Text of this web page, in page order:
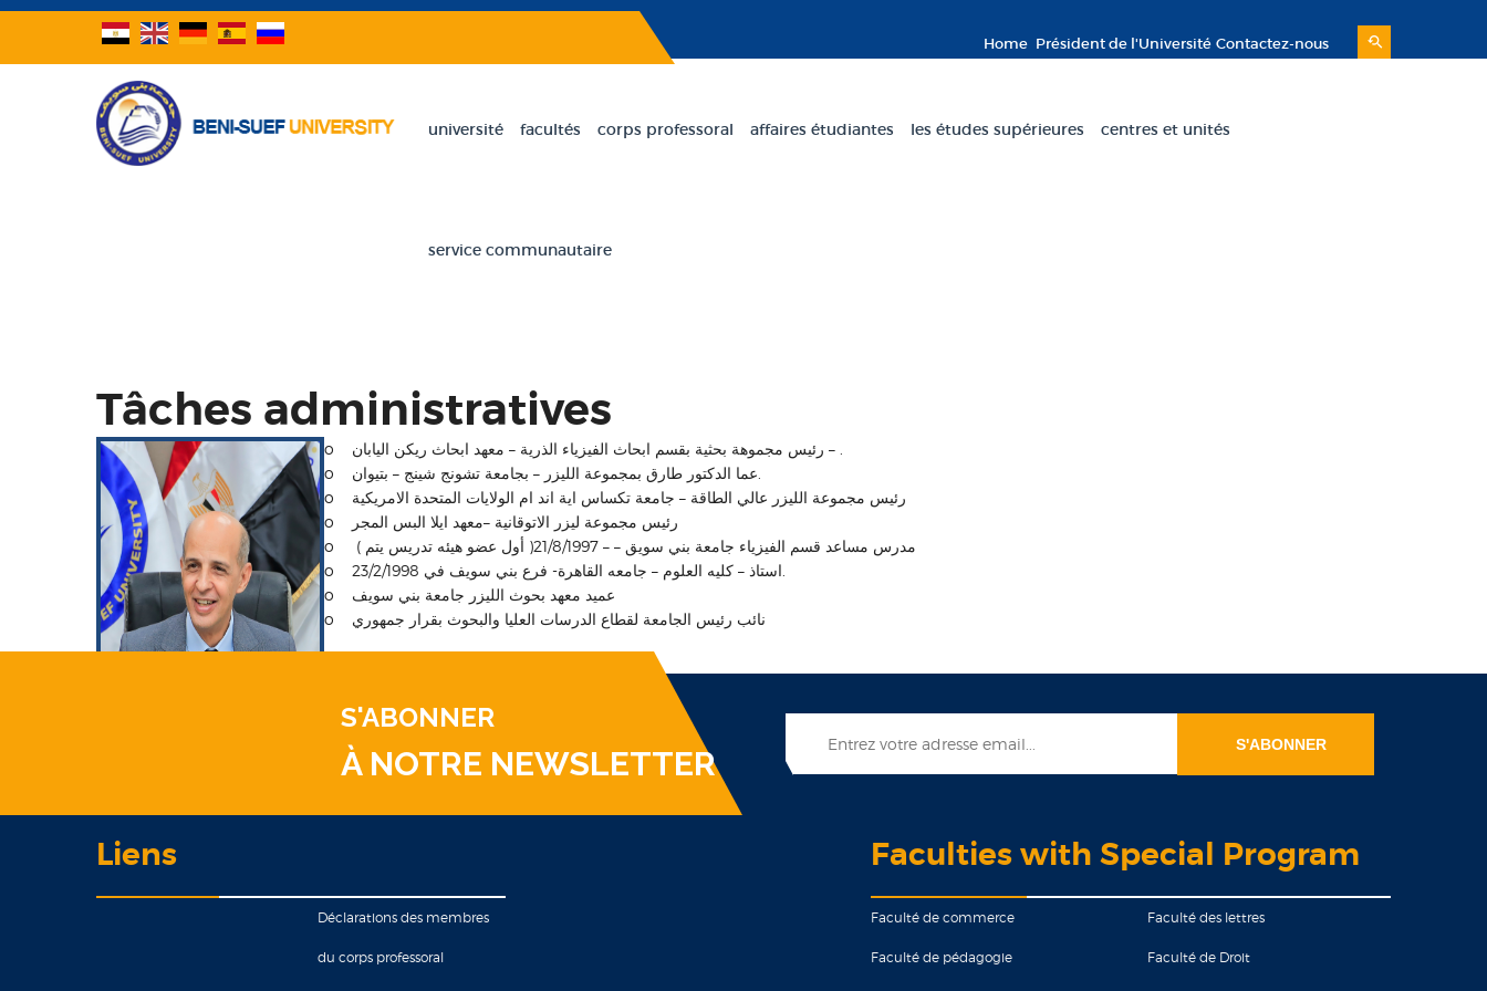
Home Président de l'Université Contactez-nous
université facultés corps professoral affaires étudiantes les études supérieures centres et unités
service communautaire
Tâches administratives
o رئيس مجموهة بحثية بقسم ابحاث الفيزياء الذرية – معهد ابحاث ريكن اليابان – .
o رئيس مجموعة الليزر عالي الطاقة – جامعة تكساس اية اند ام الولايات المتحدة الامريكية
o رئيس مجموعة ليزر الاتوقانية –معهد ايلا البس المجر
o مدرس مساعد قسم الفيزياء جامعة بني سويق – – 21/8/1997( أول عضو هيئه تدريس يتم )
o عميد معهد بحوث الليزر جامعة بني سويف
o نائب رئيس الجامعة لقطاع الدرسات العليا والبحوث بقرار جمهوري
S'ABONNER
À NOTRE NEWSLETTER
Liens
Déclarations des membres
du corps professoral
Faculties with Special Program
Faculté de commerce Faculté des lettres
Faculté de pédagogie Faculté de Droit